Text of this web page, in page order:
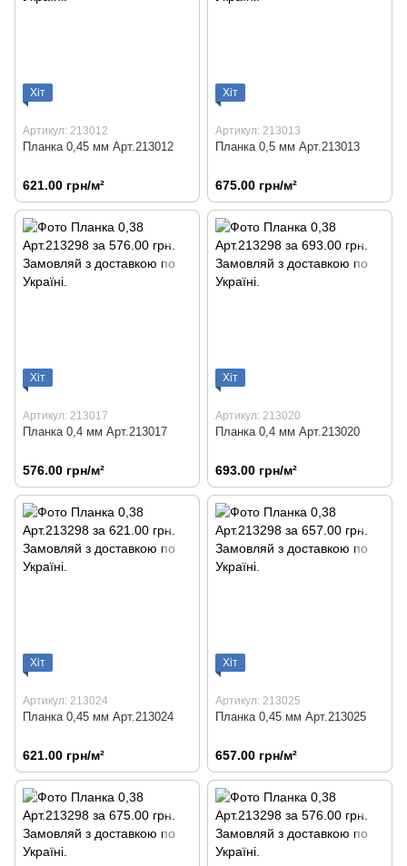
Хіт
Артикул: 213012
Планка 0,45 мм Арт.213012
621.00 грн/м²
Хіт
Артикул: 213013
Планка 0,5 мм Арт.213013
675.00 грн/м²
Хіт
Артикул: 213017
Планка 0,4 мм Арт.213017
576.00 грн/м²
Хіт
Артикул: 213020
Планка 0,4 мм Арт.213020
693.00 грн/м²
Хіт
Артикул: 213024
Планка 0,45 мм Арт.213024
621.00 грн/м²
Хіт
Артикул: 213025
Планка 0,45 мм Арт.213025
657.00 грн/м²